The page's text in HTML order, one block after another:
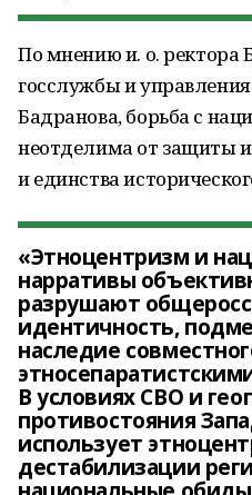
По мнению и. о. ректора
госслужбы и
Бадранова, борьба с
неотделима от защиты
и единства
«Этноцентризм и
нарративы
разрушают
идентичность,
наследие
В условиях СВО и
противостояния
использует
дестабилизации